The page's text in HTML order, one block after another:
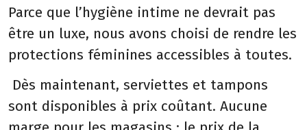
Parce que l’hygiène intime ne devrait pas
être un luxe, nous avons choisi de rendre les
protections féminines accessibles à toutes.
Dès maintenant, serviettes et tampons
sont disponibles à prix coûtant. Aucune